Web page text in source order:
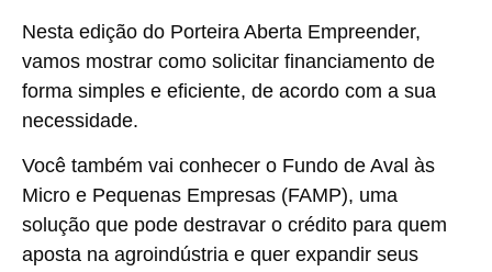
Nesta edição do Porteira Aberta Empreender,
vamos mostrar como solicitar financiamento de
forma simples e eficiente, de acordo com a sua
necessidade.
Você também vai conhecer o Fundo de Aval às
Micro e Pequenas Empresas (FAMP), uma
solução que pode destravar o crédito para quem
aposta na agroindústria e quer expandir seus